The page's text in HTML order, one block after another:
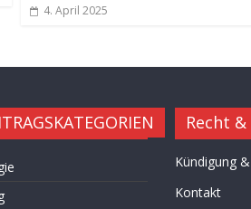
4. April 2025
Recht
Kündigung
Kontakt